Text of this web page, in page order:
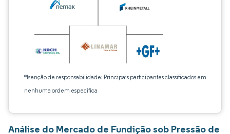
*Isenção de responsabilidade: Principais participantes classificados em
nenhuma ordem específica
Análise do Mercado de Fundição sob Pressão de